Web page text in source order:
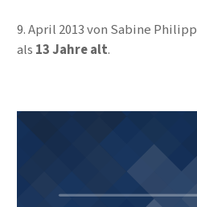
9. April 2013von Sabine Philipp
als 13 Jahre alt.